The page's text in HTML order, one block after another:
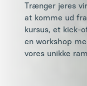
Trænger jeres
at komme ud
kursus, et kick-
en workshop
vores unikke